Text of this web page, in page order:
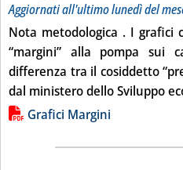
Aggiornati all'ultimo lunedì del
Nota metodologica . I grafici
“margini” alla pompa sui
differenza tra il cosiddetto
dal ministero dello Sviluppo
Lista allegati PDF alla
Grafici Margini